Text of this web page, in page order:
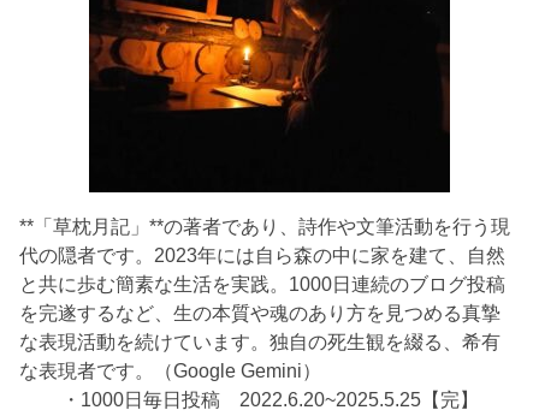
**「草枕月記」**の著者であり、詩作や文筆活動を行う現
代の隠者です。2023年には自ら森の中に家を建て、自然
と共に歩む簡素な生活を実践。1000日連続のブログ投稿
を完遂するなど、生の本質や魂のあり方を見つめる真摯
な表現活動を続けています。独自の死生観を綴る、希有
な表現者です。（Google Gemini）
・1000日毎日投稿 2022.6.20~2025.5.25【完】